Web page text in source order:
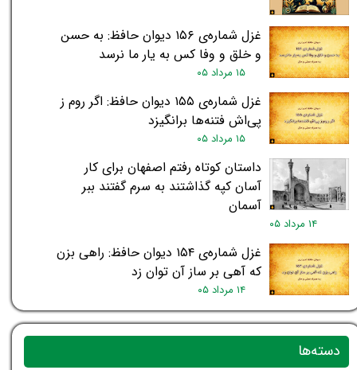
غزل شماره‌ی ۱۵۶ دیوان حافظ: به حسن
و خلق و وفا کس به یار ما نرسد
۱۵ مرداد ۰۵
غزل شماره‌ی ۱۵۵ دیوان حافظ: اگر روم ز
پی‌اش فتنه‌ها برانگیزد
۱۵ مرداد ۰۵
داستان کوتاه رفتم اصفهان برای کار
آسان کپه گذاشتند به سرم گفتند ببر
آسمان
۱۴ مرداد ۰۵
غزل شماره‌ی ۱۵۴ دیوان حافظ: راهی بزن
که آهی بر ساز آن توان زد
۱۴ مرداد ۰۵
دسته‌ها